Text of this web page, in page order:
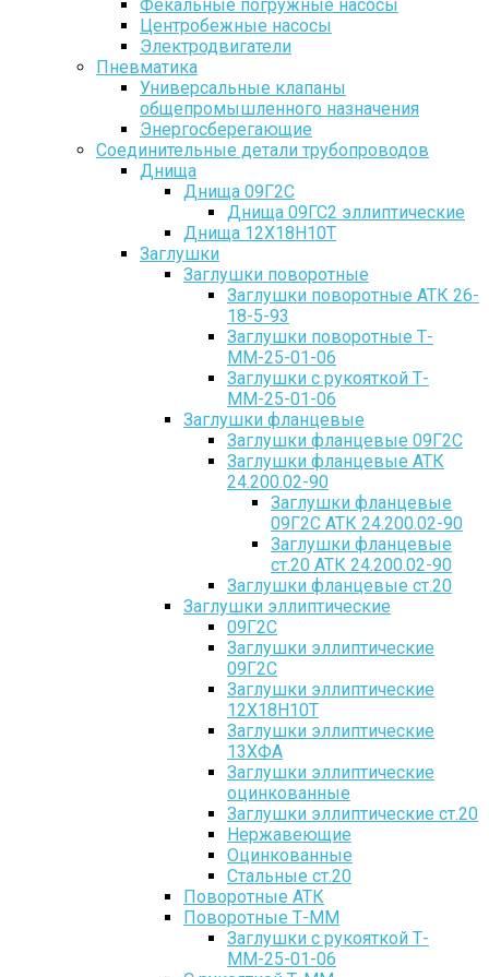
Фекальные погружные насосы
Центробежные насосы
Электродвигатели
Пневматика
Универсальные клапаны
общепромышленного назначения
Энергосберегающие
Соединительные детали трубопроводов
Днища
Днища 09Г2С
Днища 09ГС2 эллиптические
Днища 12Х18Н10Т
Заглушки
Заглушки поворотные
Заглушки поворотные АТК 26-
18-5-93
Заглушки поворотные Т-
ММ-25-01-06
Заглушки с рукояткой Т-
ММ-25-01-06
Заглушки фланцевые
Заглушки фланцевые 09Г2С
Заглушки фланцевые АТК
24.200.02-90
Заглушки фланцевые
09Г2С АТК 24.200.02-90
Заглушки фланцевые
ст.20 АТК 24.200.02-90
Заглушки фланцевые ст.20
Заглушки эллиптические
09Г2С
Заглушки эллиптические
09Г2С
Заглушки эллиптические
12Х18Н10Т
Заглушки эллиптические
13ХФА
Заглушки эллиптические
оцинкованные
Заглушки эллиптические ст.20
Нержавеющие
Оцинкованные
Стальные ст.20
Поворотные АТК
Поворотные Т-ММ
Заглушки с рукояткой Т-
ММ-25-01-06